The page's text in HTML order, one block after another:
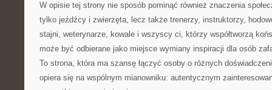
W opisie tej strony nie sposób pominąć również znaczenia
tylko jeźdźcy i zwierzęta, lecz także trenerzy, instruktorzy,
stajni, weterynarze, kowale i wszyscy ci, którzy współtworzą
może być odbierane jako miejsce wymiany inspiracji dla osób
To strona, która ma szansę łączyć osoby o różnych
opiera się na wspólnym mianowniku: autentycznym